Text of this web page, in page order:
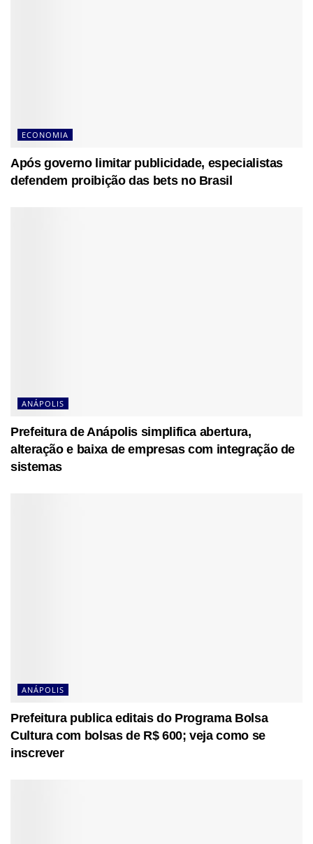
ECONOMIA
Após governo limitar publicidade, especialistas
defendem proibição das bets no Brasil
ANÁPOLIS
Prefeitura de Anápolis simplifica abertura,
alteração e baixa de empresas com integração de
sistemas
ANÁPOLIS
Prefeitura publica editais do Programa Bolsa
Cultura com bolsas de R$ 600; veja como se
inscrever